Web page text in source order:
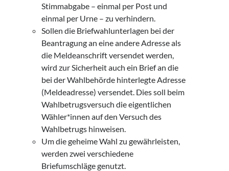
Stimmabgabe – einmal per Post und
einmal per Urne – zu verhindern.
Sollen die Briefwahlunterlagen bei der
Beantragung an eine andere Adresse als
die Meldeanschrift versendet werden,
wird zur Sicherheit auch ein Brief an die
bei der Wahlbehörde hinterlegte Adresse
(Meldeadresse) versendet. Dies soll beim
Wahlbetrugsversuch die eigentlichen
Wähler*innen auf den Versuch des
Wahlbetrugs hinweisen.
Um die geheime Wahl zu gewährleisten,
werden zwei verschiedene
Briefumschläge genutzt.